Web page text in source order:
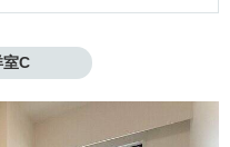
室C